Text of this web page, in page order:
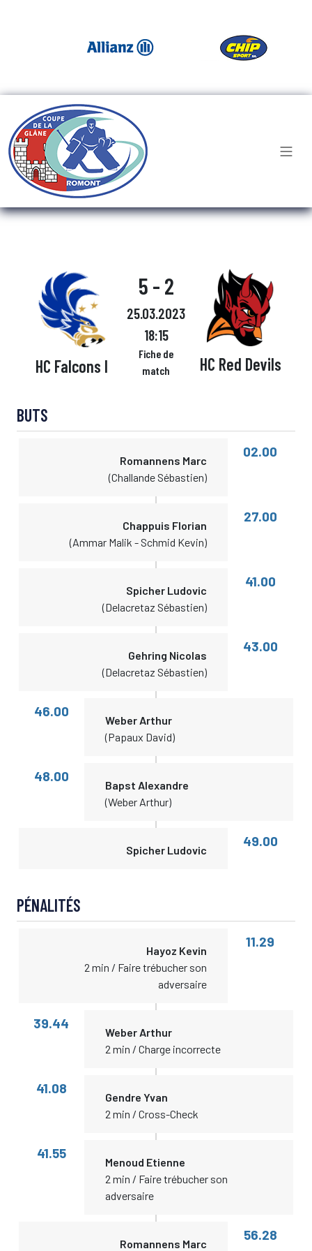
HC Falcons I
5 - 2
25.03.2023
18:15
Fiche de
match
HC Red Devils
BUTS
Romannens Marc
(Challande Sébastien)
02.00
Chappuis Florian
(Ammar Malik - Schmid Kevin)
27.00
Spicher Ludovic
(Delacretaz Sébastien)
41.00
Gehring Nicolas
(Delacretaz Sébastien)
43.00
46.00
Weber Arthur
(Papaux David)
48.00
Bapst Alexandre
(Weber Arthur)
Spicher Ludovic
49.00
PÉNALITÉS
Hayoz Kevin
2 min / Faire trébucher son
adversaire
11.29
39.44
Weber Arthur
2 min / Charge incorrecte
41.08
Gendre Yvan
2 min / Cross-Check
41.55
Menoud Etienne
2 min / Faire trébucher son
adversaire
Romannens Marc
56.28